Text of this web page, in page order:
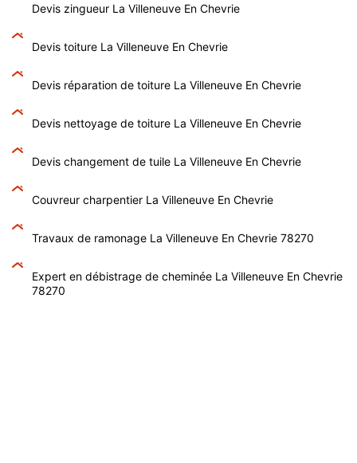
Devis zingueur La Villeneuve En Chevrie
Devis toiture La Villeneuve En Chevrie
Devis réparation de toiture La Villeneuve En Chevrie
Devis nettoyage de toiture La Villeneuve En Chevrie
Devis changement de tuile La Villeneuve En Chevrie
Couvreur charpentier La Villeneuve En Chevrie
Travaux de ramonage La Villeneuve En Chevrie 78270
Expert en débistrage de cheminée La Villeneuve En Chevrie
78270